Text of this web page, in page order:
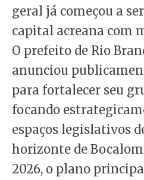
geral já começou a
capital acreana com
O prefeito de Rio
anunciou
para fortalecer seu
focando
espaços legislativos
horizonte de
2026, o plano